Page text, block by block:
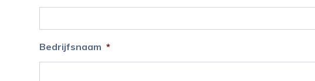
Bedrijfsnaam *